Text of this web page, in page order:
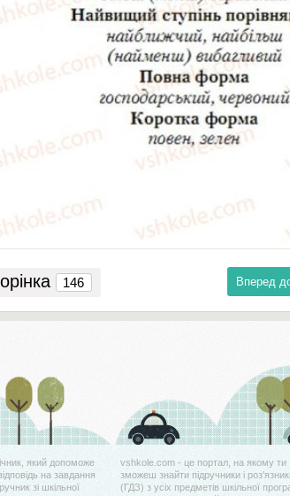
Вперед
який допоможе
на завдання
зі шкільної
vshkole.com - це портал, на якому ти
зможеш знайти підручники і
(ГДЗ) з усіх предметів шкільної